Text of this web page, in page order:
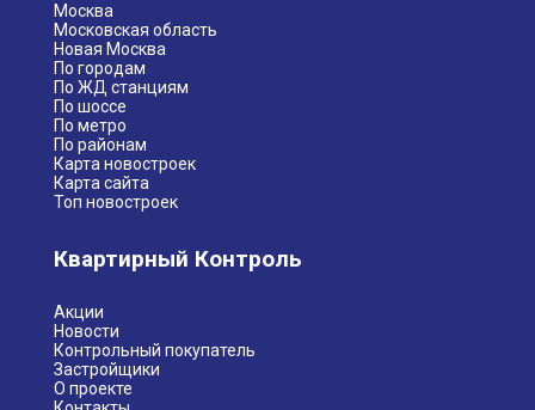
Москва
Московская область
Новая Москва
По городам
По ЖД станциям
По шоссе
По метро
По районам
Карта новостроек
Карта сайта
Топ новостроек
Квартирный Контроль
Акции
Новости
Контрольный покупатель
Застройщики
О проекте